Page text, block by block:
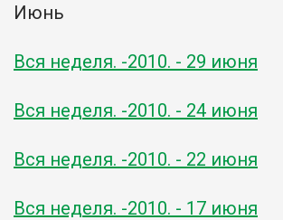
Июнь
Вся неделя. -2010. - 29 июня
Вся неделя. -2010. - 24 июня
Вся неделя. -2010. - 22 июня
Вся неделя. -2010. - 17 июня